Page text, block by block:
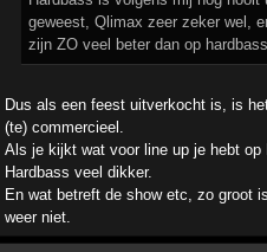
geweest, Qlimax zeer zeker wel,
zijn ZO veel beter dan op hardbass
Dus als een feest uitverkocht is, is
(te) commercieel.
Als je kijkt wat voor line up je hebt
Hardbass veel dikker.
En wat betreft de show etc, zo groot
weer niet.